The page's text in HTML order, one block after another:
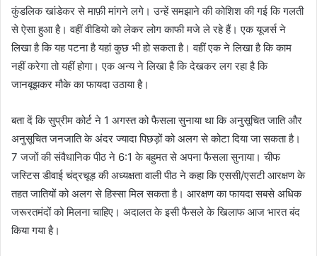
कुंडलिक खांडेकर से माफ़ी मांगने लगे। उन्हें समझाने की कोशिश की गई कि गलती
से ऐसा हुआ है। वहीं वीडियो को लेकर लोग काफी मजे ले रहे हैं। एक यूजर्स ने
लिखा है कि यह पटना है यहां कुछ भी हो सकता है। वहीं एक ने लिखा है कि काम
नहीं करेगा तो यहीं होगा। एक अन्य ने लिखा है कि देखकर लग रहा है कि
जानबूझकर मौके का फायदा उठाया है।
बता दें कि सुप्रीम कोर्ट ने 1 अगस्त को फैसला सुनाया था कि अनुसूचित जाति और
अनुसूचित जनजाति के अंदर ज्यादा पिछड़ों को अलग से कोटा दिया जा सकता है।
7 जजों की संवैधानिक पीठ ने 6:1 के बहुमत से अपना फैसला सुनाया। चीफ
जस्टिस डीवाई चंद्रचूड़ की अध्यक्षता वाली पीठ ने कहा कि एससी/एसटी आरक्षण के
तहत जातियों को अलग से हिस्सा मिल सकता है। आरक्षण का फायदा सबसे अधिक
जरूरतमंदों को मिलना चाहिए। अदालत के इसी फैसले के खिलाफ आज भारत बंद
किया गया है।